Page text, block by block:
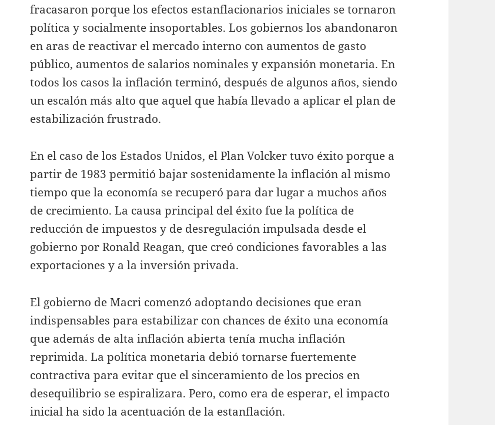
fracasaron porque los efectos estanflacionarios iniciales se tornaron
política y socialmente insoportables. Los gobiernos los abandonaron
en aras de reactivar el mercado interno con aumentos de gasto
público, aumentos de salarios nominales y expansión monetaria. En
todos los casos la inflación terminó, después de algunos años, siendo
un escalón más alto que aquel que había llevado a aplicar el plan de
estabilización frustrado.
En el caso de los Estados Unidos, el Plan Volcker tuvo éxito porque a
partir de 1983 permitió bajar sostenidamente la inflación al mismo
tiempo que la economía se recuperó para dar lugar a muchos años
de crecimiento. La causa principal del éxito fue la política de
reducción de impuestos y de desregulación impulsada desde el
gobierno por Ronald Reagan, que creó condiciones favorables a las
exportaciones y a la inversión privada.
El gobierno de Macri comenzó adoptando decisiones que eran
indispensables para estabilizar con chances de éxito una economía
que además de alta inflación abierta tenía mucha inflación
reprimida. La política monetaria debió tornarse fuertemente
contractiva para evitar que el sinceramiento de los precios en
desequilibrio se espiralizara. Pero, como era de esperar, el impacto
inicial ha sido la acentuación de la estanflación.